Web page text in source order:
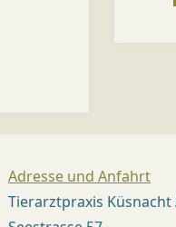
Adresse und Anfahrt
Tierarztpraxis Küsnacht